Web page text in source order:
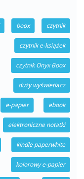
boox czytnik
czytnik e-książek
czytnik Onyx Boox
duży wyświetlacz
e-papier ebook
elektroniczne notatki
kindle paperwhite
kolorowy e-papier